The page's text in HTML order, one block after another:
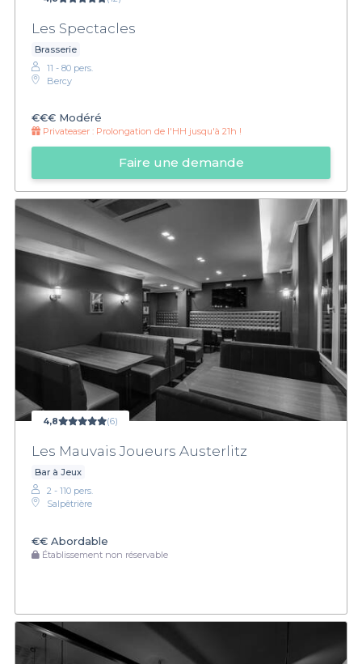
Les Spectacles
Brasserie
11 - 80 pers.
Bercy
€€€ Modéré
Privateaser : Prolongation de l'HH jusqu'à 21h !
Faire une demande
4,8 (6)
Les Mauvais Joueurs Austerlitz
Bar à Jeux
2 - 110 pers.
Salpêtrière
€€ Abordable
Établissement non réservable